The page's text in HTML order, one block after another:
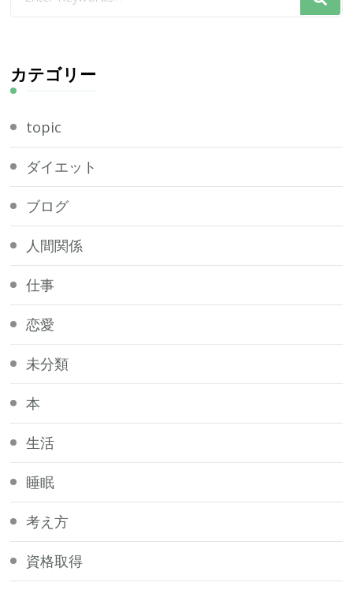
探
し
す
カテゴリー
topic
ダイエット
ブログ
人間関係
仕事
恋愛
未分類
本
生活
睡眠
考え方
資格取得